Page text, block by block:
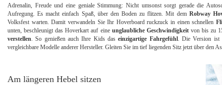
Adrenalin, Freude und eine geniale Stimmung: Nicht umsonst sorgt gerade die
Aufregung. Es macht einfach Spaß, über den Boden zu flitzen. Mit dem Robway
Volksfest warten. Damit verwandeln Sie Ihr Hoverboard ruckzuck in einen schnellen
unten, beschleunigt das Hoverkart auf eine unglaubliche Geschwindigkeitvon bis zu
verstellen. So genießen auch Ihre Kids daseinzigartige Fahrgefühl. Die Version ist
vergleichbare Modelle anderer Hersteller. Gleiten Sie im tief liegenden Sitz jetzt über den
Am längeren Hebel sitzen